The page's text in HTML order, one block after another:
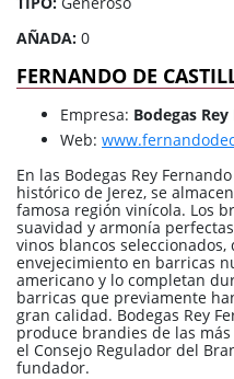
AÑADA: 0
FERNANDO DE
Empresa: Bodegas
Web:
En las Bodegas Rey
histórico de Jerez, se
famosa región vinícola. Los
suavidad y armonía
vinos blancos
envejecimiento en barricas
americano y lo completan
barricas que previamente
gran calidad. Bodegas Rey
produce brandies de las
el Consejo Regulador del
fundador.